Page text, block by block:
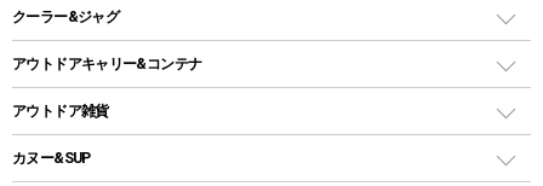
自立式タープ
パラソル
テントアクセサリー
ペグ
ヘッドライト
キャンドル
ガストーチ、ライター
卓上タイプグリル
パーティータイプグリル
鉄板、アミ
ホットサンドメーカー
クッカーセット
シェラカップ
ステンレスボトル
コップ付きタイプ
ワンタッチタイプ
プラスチックボトル
クーラー&ジャグ
クーラーボックス
クーラーバッグ
ウォータージャグ
アウトドアキャリー&コンテナ
アウトドアキャリー
アウトドア雑貨
バックパック&バッグ
カヌー&SUP